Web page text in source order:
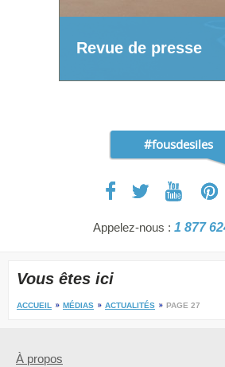
Revue de presse
#fousdesiles
Appelez-nous : 1 877
Vous êtes ici
ACCUEIL MÉDIAS ACTUALITÉS PAGE 27
À propos